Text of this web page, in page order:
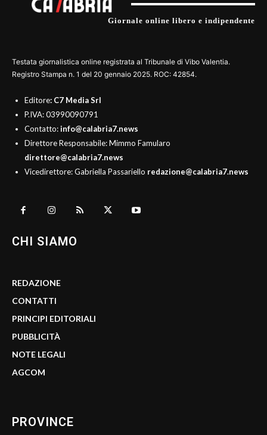
Giornale online libero e indipendente
Testata giornalistica online registrata al Tribunale di Vibo Valentia.
Registro Stampa n. 1 del 20 gennaio 2025. ROC: 42854.
Editore: C7 Media Srl
P.IVA: 03990090791
Contatto:info@calabria7.news
Direttore Responsabile: Mimmo Famularo
direttore@calabria7.news
Vicedirettore: Gabriella Passariello redazione@calabria7.news
CHI SIAMO
REDAZIONE
CONTATTI
PRINCIPI EDITORIALI
PUBBLICITÀ
NOTE LEGALI
AGCOM
PROVINCE